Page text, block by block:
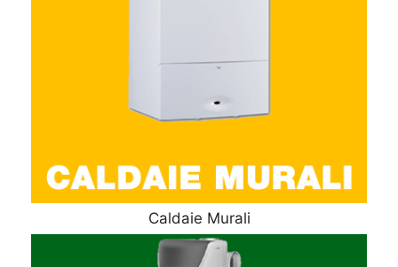
Caldaie Murali